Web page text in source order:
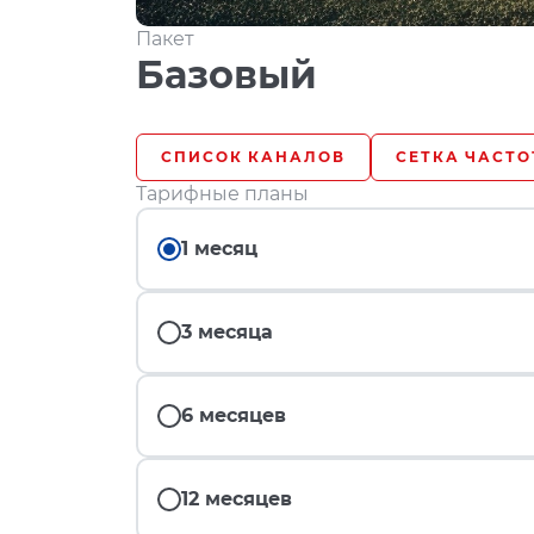
Пакет
Базовый
СПИСОК КАНАЛОВ СЕТКА
Тарифные планы
1 месяц
3 месяца
6 месяцев
12 месяцев